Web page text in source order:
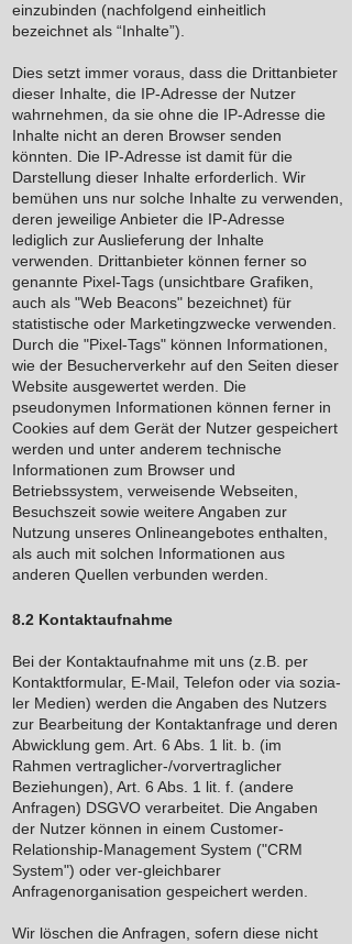
einzubinden (nachfolgend einheitlich
bezeichnet als “Inhalte”).
Dies setzt immer voraus, dass die Drittanbieter
dieser Inhalte, die IP-Adresse der Nutzer
wahrnehmen, da sie ohne die IP-Adresse die
Inhalte nicht an deren Browser senden
könnten. Die IP-Adresse ist damit für die
Darstellung dieser Inhalte erforderlich. Wir
bemühen uns nur solche Inhalte zu verwenden,
deren jeweilige Anbieter die IP-Adresse
lediglich zur Auslieferung der Inhalte
verwenden. Drittanbieter können ferner so
genannte Pixel-Tags (unsichtbare Grafiken,
auch als "Web Beacons" bezeichnet) für
statistische oder Marketingzwecke verwenden.
Durch die "Pixel-Tags" können Informationen,
wie der Besucherverkehr auf den Seiten dieser
Website ausgewertet werden. Die
pseudonymen Informationen können ferner in
Cookies auf dem Gerät der Nutzer gespeichert
werden und unter anderem technische
Informationen zum Browser und
Betriebssystem, verweisende Webseiten,
Besuchszeit sowie weitere Angaben zur
Nutzung unseres Onlineangebotes enthalten,
als auch mit solchen Informationen aus
anderen Quellen verbunden werden.
8.2 Kontaktaufnahme
Bei der Kontaktaufnahme mit uns (z.B. per
Kontaktformular, E-Mail, Telefon oder via sozia-
ler Medien) werden die Angaben des Nutzers
zur Bearbeitung der Kontaktanfrage und deren
Abwicklung gem. Art. 6 Abs. 1 lit. b. (im
Rahmen vertraglicher-/vorvertraglicher
Beziehungen), Art. 6 Abs. 1 lit. f. (andere
Anfragen) DSGVO verarbeitet. Die Angaben
der Nutzer können in einem Customer-
Relationship-Management System ("CRM
System") oder ver-gleichbarer
Anfragenorganisation gespeichert werden.
Wir löschen die Anfragen, sofern diese nicht